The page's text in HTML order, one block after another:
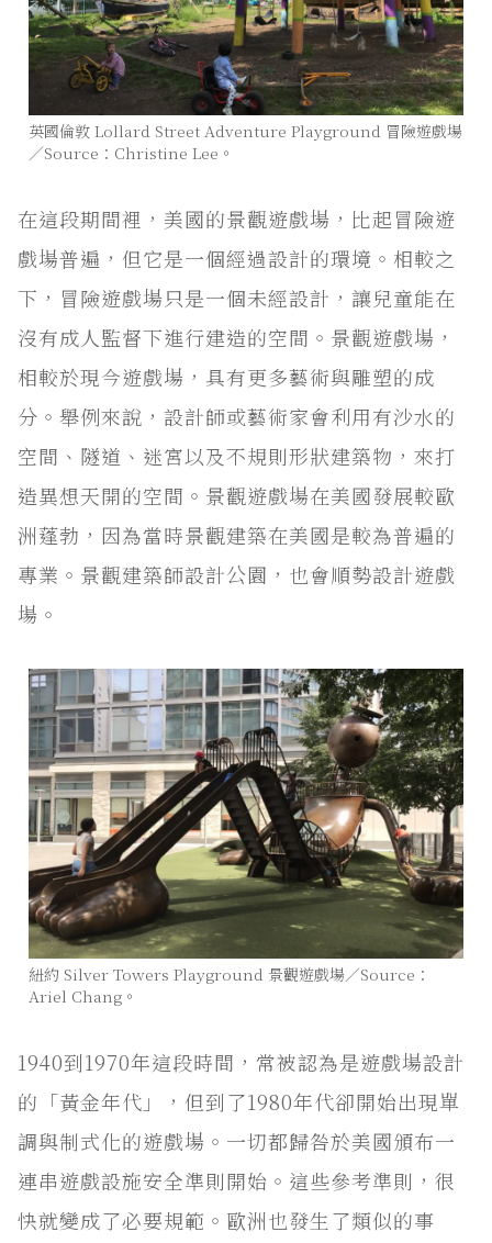
英國倫敦 Lollard Street Adventure Playground 冒險遊戲場
／Source：Christine Lee。
在這段期間裡，美國的景觀遊戲場，比起冒險遊
戲場普遍，但它是一個經過設計的環境。相較之
下，冒險遊戲場只是一個未經設計，讓兒童能在
沒有成人監督下進行建造的空間。景觀遊戲場，
相較於現今遊戲場，具有更多藝術與雕塑的成
分。舉例來說，設計師或藝術家會利用有沙水的
空間、隧道、迷宮以及不規則形狀建築物，來打
造異想天開的空間。景觀遊戲場在美國發展較歐
洲蓬勃，因為當時景觀建築在美國是較為普遍的
專業。景觀建築師設計公園，也會順勢設計遊戲
場。
紐約 Silver Towers Playground 景觀遊戲場／Source：
Ariel Chang。
1940到1970年這段時間，常被認為是遊戲場設計
的「黃金年代」，但到了1980年代卻開始出現單
調與制式化的遊戲場。一切都歸咎於美國頒布一
連串遊戲設施安全準則開始。這些參考準則，很
快就變成了必要規範。歐洲也發生了類似的事